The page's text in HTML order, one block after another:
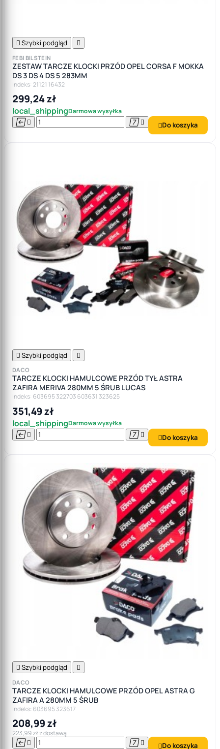
 Szybki podgląd 
FEBI BILSTEIN
ZESTAW TARCZE KLOCKI PRZÓD OPEL CORSA F MOKKA
DS 3 DS 4 DS 5 283MM
Indeks: 21121 16432
299,24 zł
local_shippingDarmowa wysyłka
    Do koszyka
 Szybki podgląd 
DACO
TARCZE KLOCKI HAMULCOWE PRZÓD TYŁ ASTRA
ZAFIRA MERIVA 280MM 5 ŚRUB LUCAS
Indeks: 603695 322703 603631 323625
351,49 zł
local_shippingDarmowa wysyłka
    Do koszyka
 Szybki podgląd 
DACO
TARCZE KLOCKI HAMULCOWE PRZÓD OPEL ASTRA G
ZAFIRA A 280MM 5 ŚRUB
Indeks: 603695 323617
208,99 zł
223,99 zł z dostawą
    Do koszyka